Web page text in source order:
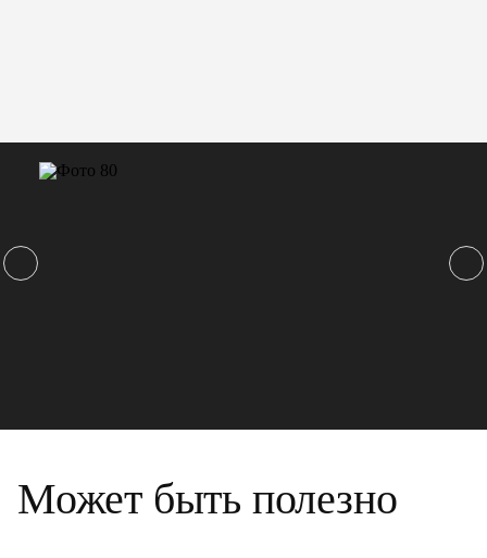
Может быть полезно